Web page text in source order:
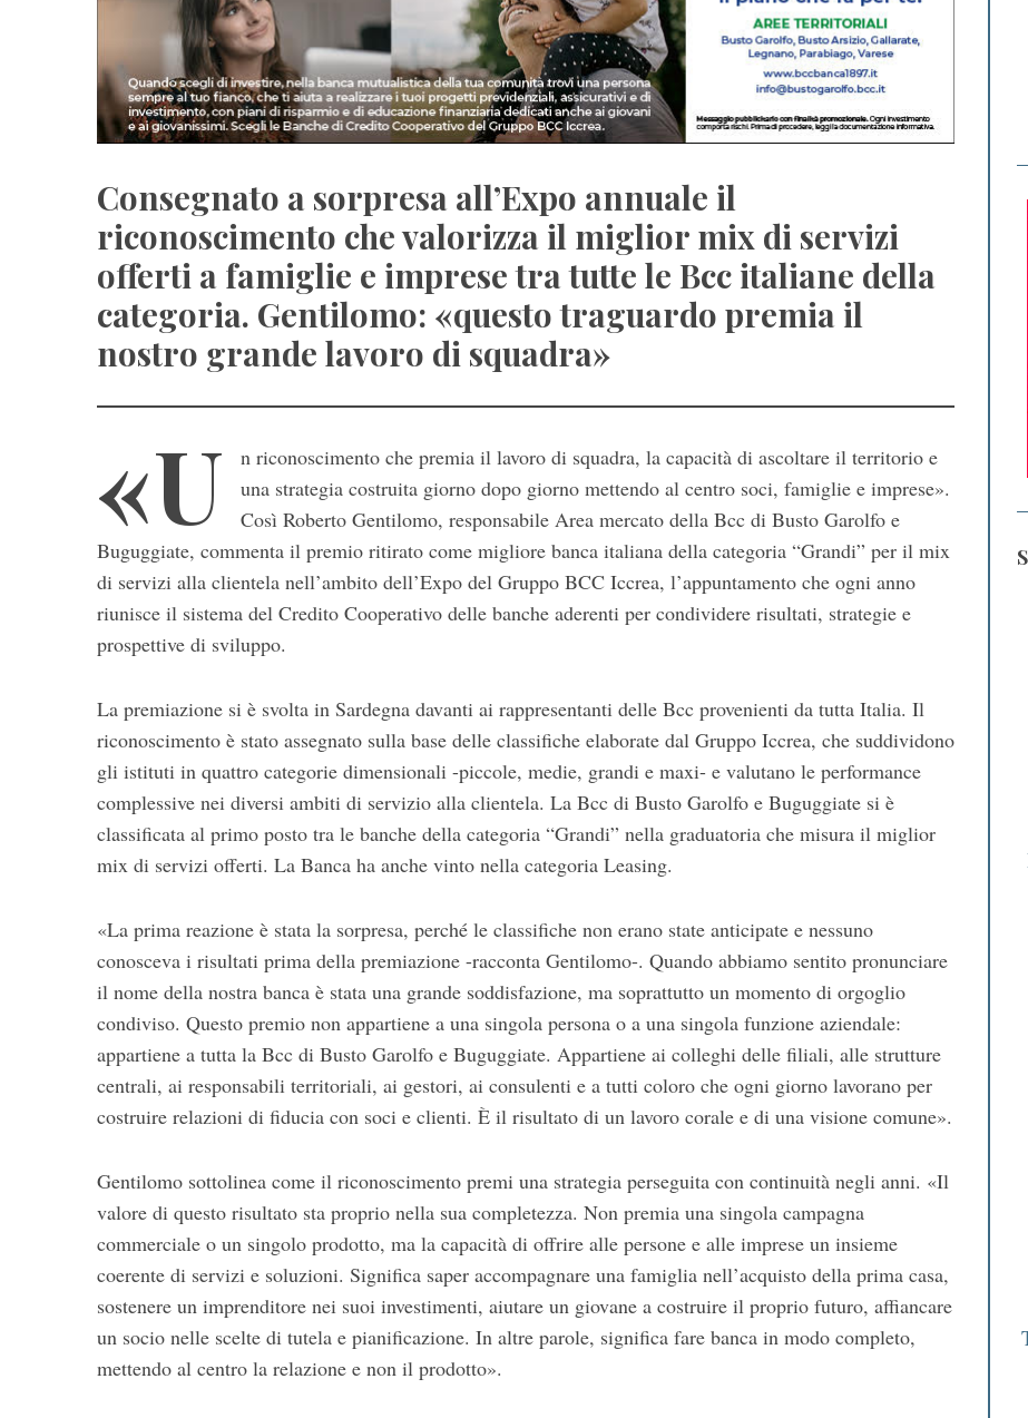
Consegnato a sorpresa all’Expo annuale il
riconoscimento che valorizza il miglior mix di servizi
offerti a famiglie e imprese tra tutte le Bcc italiane della
categoria. Gentilomo: «questo traguardo premia il
nostro grande lavoro di squadra»
«U
n riconoscimento che premia il lavoro di squadra, la capacità di ascoltare il territorio e
una strategia costruita giorno dopo giorno mettendo al centro soci, famiglie e imprese».
Così Roberto Gentilomo, responsabile Area mercato della Bcc di Busto Garolfo e
Buguggiate, commenta il premio ritirato come migliore banca italiana della categoria “Grandi” per il mix
di servizi alla clientela nell’ambito dell’Expo del Gruppo BCC Iccrea, l’appuntamento che ogni anno
riunisce il sistema del Credito Cooperativo delle banche aderenti per condividere risultati, strategie e
prospettive di sviluppo.
La premiazione si è svolta in Sardegna davanti ai rappresentanti delle Bcc provenienti da tutta Italia. Il
riconoscimento è stato assegnato sulla base delle classifiche elaborate dal Gruppo Iccrea, che suddividono
gli istituti in quattro categorie dimensionali -piccole, medie, grandi e maxi- e valutano le performance
complessive nei diversi ambiti di servizio alla clientela. La Bcc di Busto Garolfo e Buguggiate si è
classificata al primo posto tra le banche della categoria “Grandi” nella graduatoria che misura il miglior
mix di servizi offerti. La Banca ha anche vinto nella categoria Leasing.
«La prima reazione è stata la sorpresa, perché le classifiche non erano state anticipate e nessuno
conosceva i risultati prima della premiazione -racconta Gentilomo-. Quando abbiamo sentito pronunciare
il nome della nostra banca è stata una grande soddisfazione, ma soprattutto un momento di orgoglio
condiviso. Questo premio non appartiene a una singola persona o a una singola funzione aziendale:
appartiene a tutta la Bcc di Busto Garolfo e Buguggiate. Appartiene ai colleghi delle filiali, alle strutture
centrali, ai responsabili territoriali, ai gestori, ai consulenti e a tutti coloro che ogni giorno lavorano per
costruire relazioni di fiducia con soci e clienti. È il risultato di un lavoro corale e di una visione comune».
Gentilomo sottolinea come il riconoscimento premi una strategia perseguita con continuità negli anni. «Il
valore di questo risultato sta proprio nella sua completezza. Non premia una singola campagna
commerciale o un singolo prodotto, ma la capacità di offrire alle persone e alle imprese un insieme
coerente di servizi e soluzioni. Significa saper accompagnare una famiglia nell’acquisto della prima casa,
sostenere un imprenditore nei suoi investimenti, aiutare un giovane a costruire il proprio futuro, affiancare
un socio nelle scelte di tutela e pianificazione. In altre parole, significa fare banca in modo completo,
mettendo al centro la relazione e non il prodotto».
S
a
c
h
o
r
: